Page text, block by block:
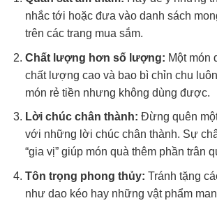
nhắc tới hoặc đưa vào danh sách
trên các trang mua sắm.
Chất lượng hơn số lượng: Một món
chất lượng cao và bao bì chỉn chu
món rẻ tiền nhưng không dùng được.
Lời chúc chân thành: Đừng quên
với những lời chúc chân thành. Sự
“gia vị” giúp món quà thêm phần trân
Tôn trọng phong thủy: Tránh tặng
như dao kéo hay những vật phẩm